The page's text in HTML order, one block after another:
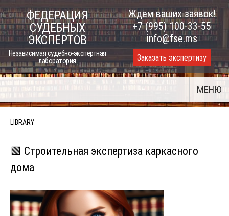
Skip
to
content
ФЕДЕРАЦИЯ
СУДЕБНЫХ
ЭКСПЕРТОВ
Независимая судебно-экспертная
лаборатория
Ждем ваших заявок!
+7 (995) 100-33-55
info@fse.ms
Заказать экспертизу
МЕНЮ
LIBRARY
🟩 Строительная экспертиза каркасного
дома